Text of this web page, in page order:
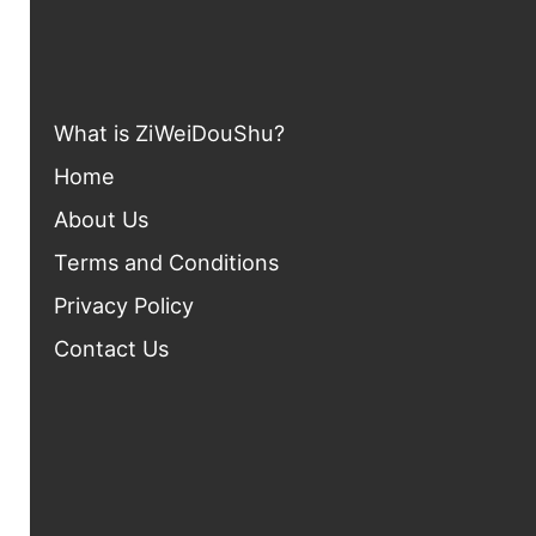
What is ZiWeiDouShu?
Home
About Us
Terms and Conditions
Privacy Policy
Contact Us